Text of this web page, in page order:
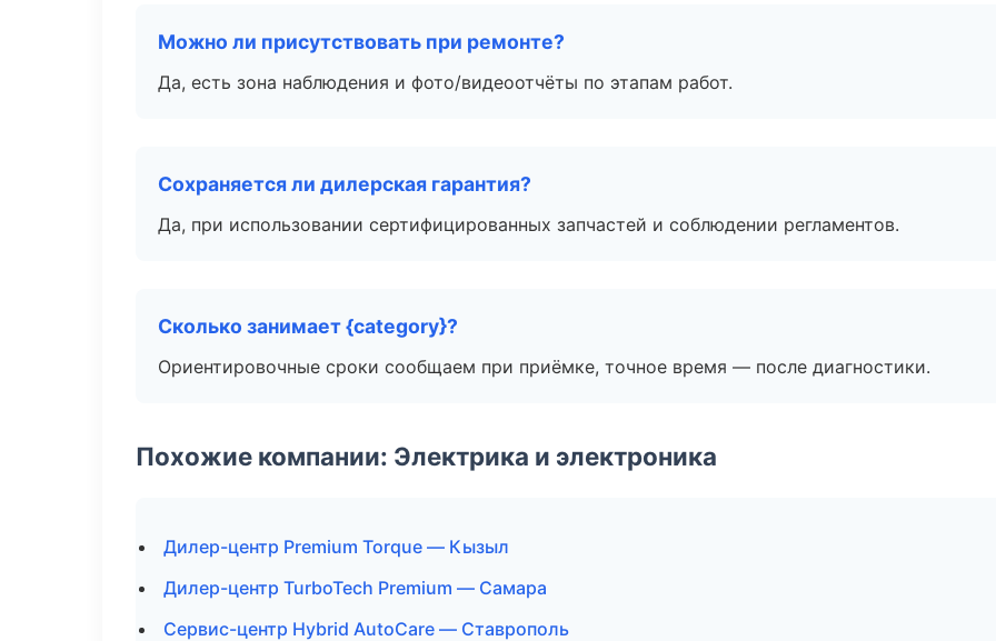
Можно ли присутствовать при ремонте?
Да, есть зона наблюдения и фото/видеоотчёты по этапам работ.
Сохраняется ли дилерская гарантия?
Да, при использовании сертифицированных запчастей и соблюдении регламентов.
Сколько занимает {category}?
Ориентировочные сроки сообщаем при приёмке, точное время — после диагностики.
Похожие компании: Электрика и электроника
Дилер-центр Premium Torque — Кызыл
Дилер-центр TurboTech Premium — Самара
Сервис-центр Hybrid AutoCare — Ставрополь